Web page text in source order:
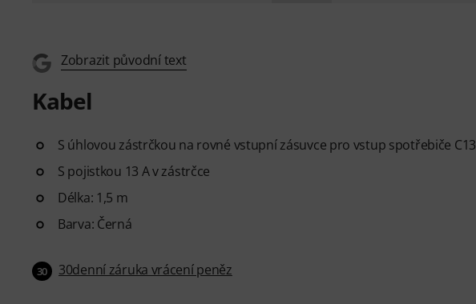
Zobrazit původní text
Kabel
S úhlovou zástrčkou na rovné vstupní zásuvce pro vstup spotřebiče C13
S pojistkou 13 A v zástrčce
Délka: 1,5 m
Barva: Černá
30 30denní záruka vrácení peněz